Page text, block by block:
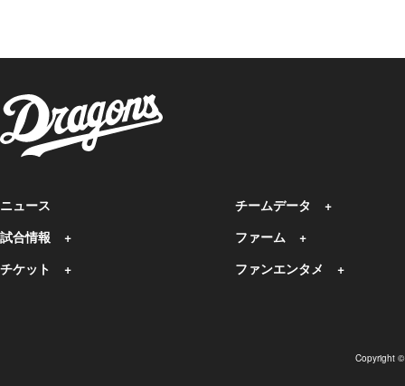
ニュース
試合情報
チケット
チームデータ
ファーム
ファンエンタメ
Copyright